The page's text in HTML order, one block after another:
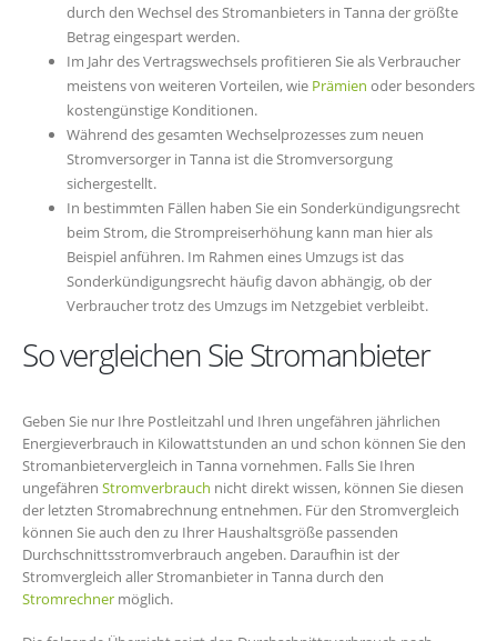
durch den Wechsel des Stromanbieters in Tanna der größte
Betrag eingespart werden.
Im Jahr des Vertragswechsels profitieren Sie als Verbraucher
meistens von weiteren Vorteilen, wie Prämien oder besonders
kostengünstige Konditionen.
Während des gesamten Wechselprozesses zum neuen
Stromversorger in Tanna ist die Stromversorgung
sichergestellt.
In bestimmten Fällen haben Sie ein Sonderkündigungsrecht
beim Strom, die Strompreiserhöhung kann man hier als
Beispiel anführen. Im Rahmen eines Umzugs ist das
Sonderkündigungsrecht häufig davon abhängig, ob der
Verbraucher trotz des Umzugs im Netzgebiet verbleibt.
So vergleichen Sie Stromanbieter
Geben Sie nur Ihre Postleitzahl und Ihren ungefähren jährlichen
Energieverbrauch in Kilowattstunden an und schon können Sie den
Stromanbietervergleich in Tanna vornehmen. Falls Sie Ihren
ungefähren Stromverbrauch nicht direkt wissen, können Sie diesen
der letzten Stromabrechnung entnehmen. Für den Stromvergleich
können Sie auch den zu Ihrer Haushaltsgröße passenden
Durchschnittsstromverbrauch angeben. Daraufhin ist der
Stromvergleich aller Stromanbieter in Tanna durch den
Stromrechner möglich.